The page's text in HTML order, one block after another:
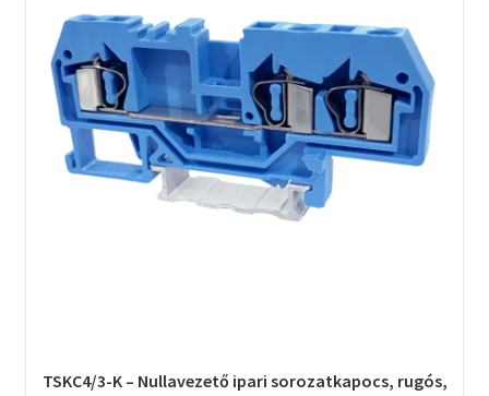
TSKC4/3-K – Nullavezető ipari sorozatkapocs, rugós,